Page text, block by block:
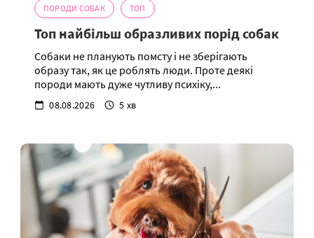
ПОРОДИ СОБАК ТОП
Топ найбільш образливих порід собак
Собаки не планують помсту і не зберігають
образу так, як це роблять люди. Проте деякі
породи мають дуже чутливу психіку,...
08.08.2026 5 хв